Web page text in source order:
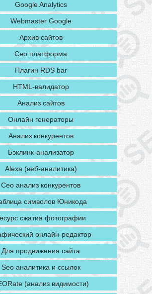
Google Analytics
Webmaster Google
Архив сайтов
Сео платформа
Плагин RDS bar
HTML-валидатор
Анализ сайтов
Oнлайн генераторы
Анализ конкурентов
Бэклинк-анализатор
Alexa (веб-аналитика)
Сео анализ конкурентов
символов Юникода
сжатия фотографии
онлайн-редактор
Для продвижения сайта
Seo аналитика и ссылок
(анализ видимости)